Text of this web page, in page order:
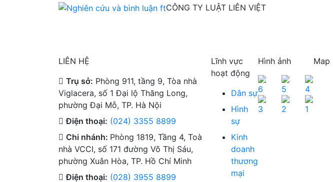
CÔNG TY LUẬT LIÊN VIỆT
LIÊN HỆ
Trụ sở: Phòng 911, tầng 9, Tòa nhà
Viglacera, số 1 Đại lộ Thăng Long,
phường Đại Mỗ, TP. Hà Nội
Điện thoại: (024) 3355 8899
Chi nhánh: Phòng 1819, Tầng 4, Toà
nhà VCCI, số 171 đường Võ Thị Sáu,
phường Xuân Hòa, TP. Hồ Chí Minh
Điện thoại: (028) 3955 8899
Lĩnh vực
hoạt động
Dân sự
Hình
sự
Kinh
doanh
thương
mại
Hình ảnh Map